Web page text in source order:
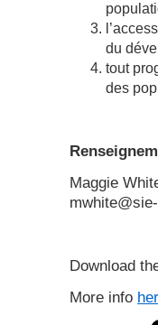
du
tout
des
Maggie
Download
More info